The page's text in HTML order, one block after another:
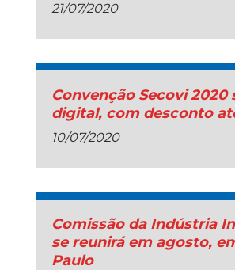
21/07/2020
Convenção Secovi 2020
digital, com desconto
10/07/2020
Comissão da Indústria
se reunirá em agosto,
Paulo